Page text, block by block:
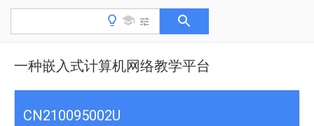
一种嵌入式计算机网络教学平台
CN210095002U